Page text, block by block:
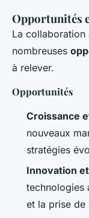
Opportunités
La collaboration
nombreuses
à relever.
Opportunités
Croissance
nouveaux
stratégies
Innovation
technologies
et la prise de